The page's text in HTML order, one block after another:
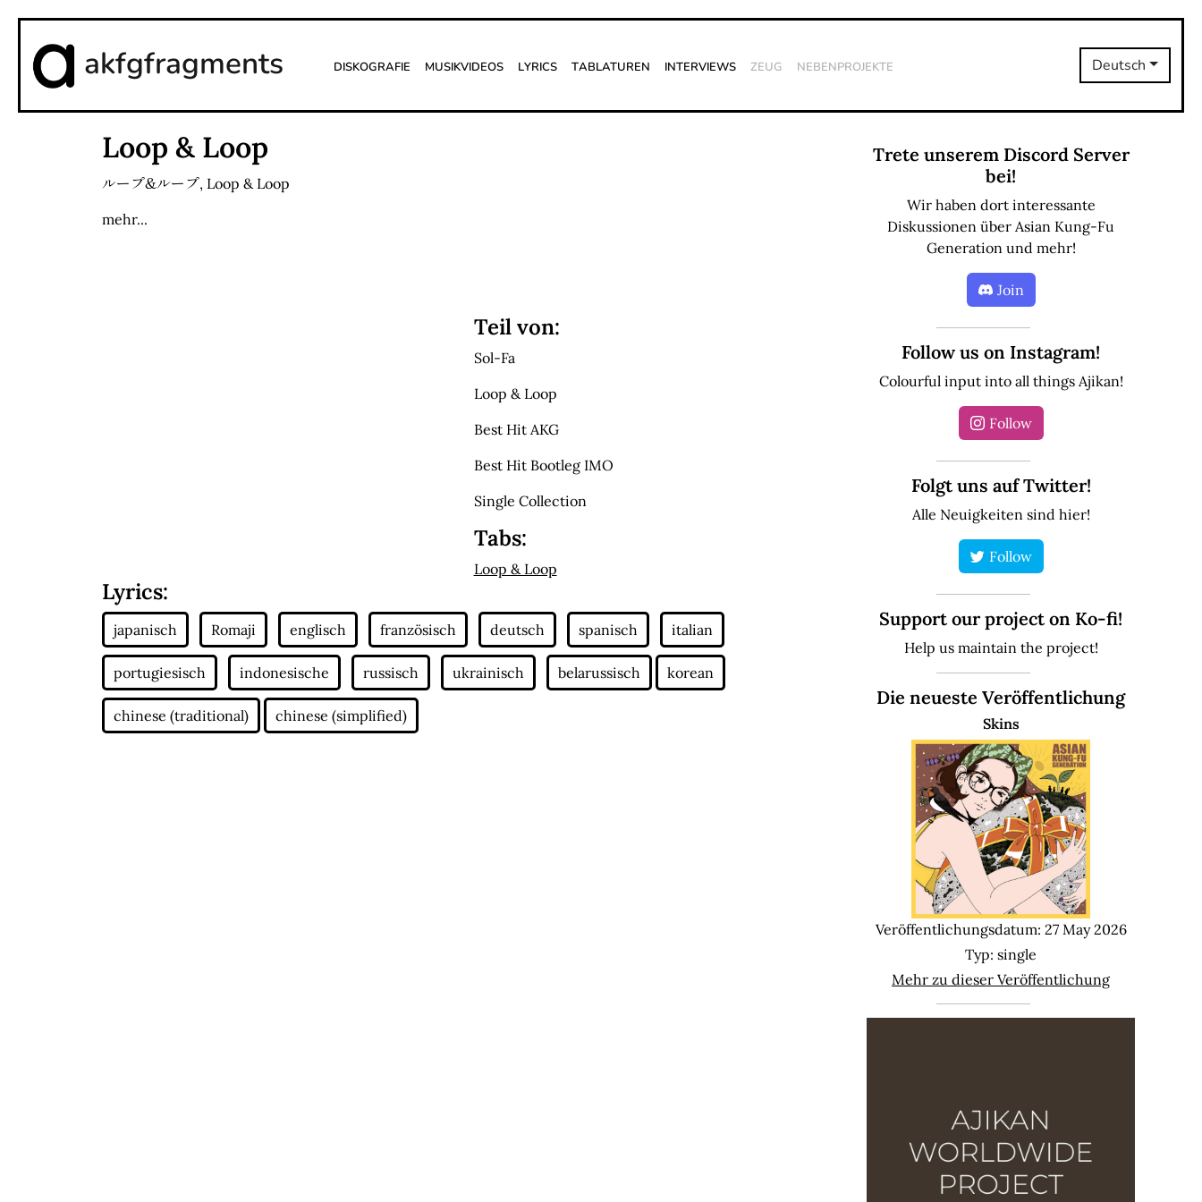
akfgfragments Diskografie Musikvideos Lyrics Tablaturen Interviews Zeug Nebenprojekte Deutsch
Loop & Loop
ループ&ループ, Loop & Loop
mehr...
Teil von:
Sol-Fa
Loop & Loop
Best Hit AKG
Best Hit Bootleg IMO
Single Collection
Tabs:
Loop & Loop
Lyrics:
Trete unserem Discord Server
bei!
Wir haben dort interessante
Diskussionen über Asian Kung-Fu
Generation und mehr!
Join
Follow us on Instagram!
Colourful input into all things Ajikan!
Follow
Folgt uns auf Twitter!
Alle Neuigkeiten sind hier!
Follow
Support our project on Ko-fi!
Help us maintain the project!
Die neueste Veröffentlichung
Skins
Veröffentlichungsdatum: 27 May 2026
Typ: single
Mehr zu dieser Veröffentlichung